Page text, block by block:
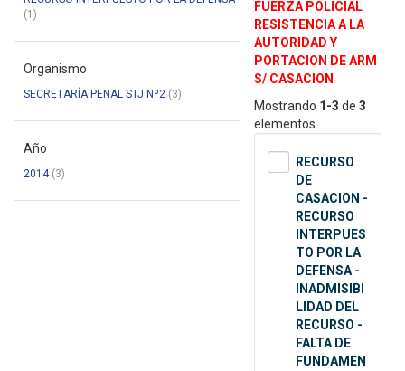
(1)
Organismo
SECRETARÍA PENAL STJ Nº2 (3)
Año
2014(3)
FUERZA POLICIAL
RESISTENCIA A LA
AUTORIDAD Y
PORTACION DE ARM
S/ CASACION
Mostrando 1-3 de 3
elementos.
RECURSO
DE
CASACION -
RECURSO
INTERPUES
TO POR LA
DEFENSA -
INADMISIBI
LIDAD DEL
RECURSO -
FALTA DE
FUNDAMEN